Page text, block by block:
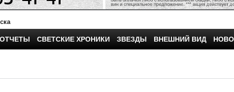
СВЕТСКИЕ ХРОНИКИ ЗВЕЗДЫ ВНЕШНИЙ ВИД